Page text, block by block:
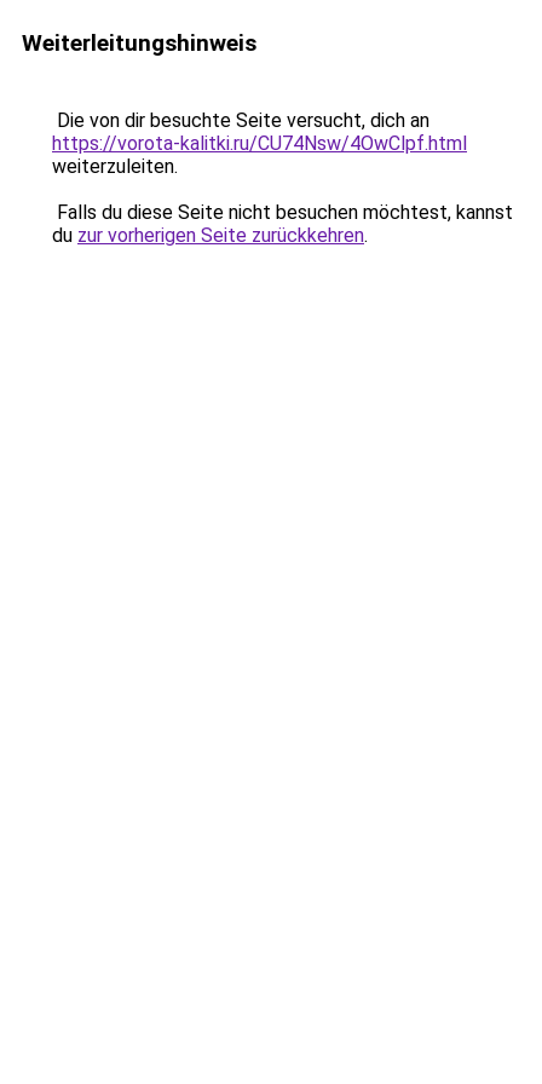
Weiterleitungshinweis
Die von dir besuchte Seite versucht, dich an
https://vorota-kalitki.ru/CU74Nsw/4OwClpf.html
weiterzuleiten.
Falls du diese Seite nicht besuchen möchtest, kannst
du zur vorherigen Seite zurückkehren.